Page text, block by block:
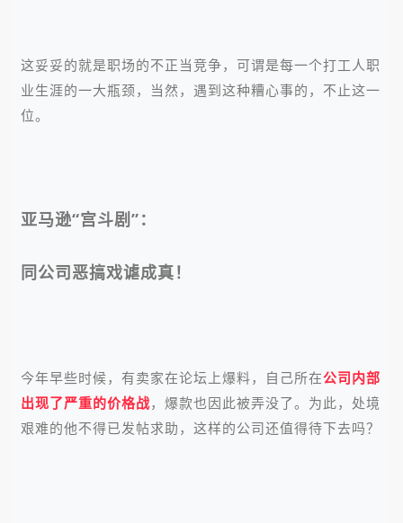
这妥妥的就是职场的不正当竞争，可谓是每一个打工人职
业生涯的一大瓶颈，当然，遇到这种糟心事的，不止这一
位。
亚马逊“宫斗剧”：
同公司恶搞戏谑成真！
今年早些时候，有卖家在论坛上爆料，自己所在公司内部
出现了严重的价格战，爆款也因此被弄没了。为此，处境
艰难的他不得已发帖求助，这样的公司还值得待下去吗？